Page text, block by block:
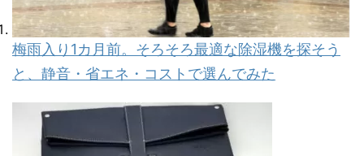
梅雨入り1カ月前。そろそろ最適な除湿機を探そう
と、静音・省エネ・コストで選んでみた